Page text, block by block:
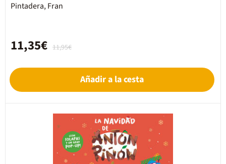
Pintadera, Fran
11,95€
11,35€
Añadir a la cesta